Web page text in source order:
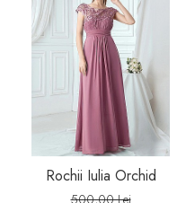
Rochii Iulia Orchid
500,00 Lei